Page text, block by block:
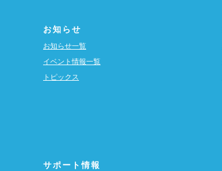
お知らせ
お知らせ一覧
イベント情報一覧
トピックス
サポート情報